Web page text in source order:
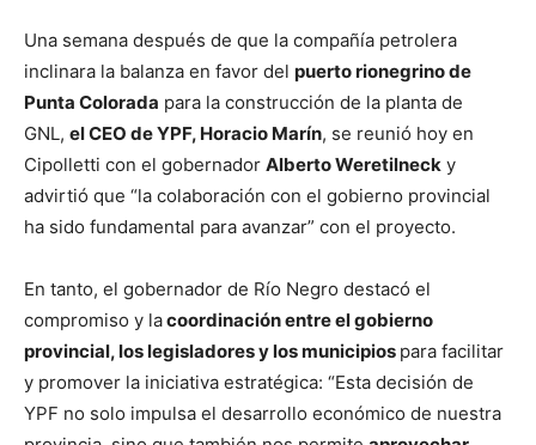
Una semana después de que la compañía petrolera
inclinara la balanza en favor del puerto rionegrino de
Punta Colorada para la construcción de la planta de
GNL, el CEO de YPF, Horacio Marín, se reunió hoy en
Cipolletti con el gobernador Alberto Weretilneck y
advirtió que “la colaboración con el gobierno provincial
ha sido fundamental para avanzar” con el proyecto.
En tanto, el gobernador de Río Negro destacó el
compromiso y lacoordinación entre el gobierno
provincial, los legisladores y los municipios para facilitar
y promover la iniciativa estratégica: “Esta decisión de
YPF no solo impulsa el desarrollo económico de nuestra